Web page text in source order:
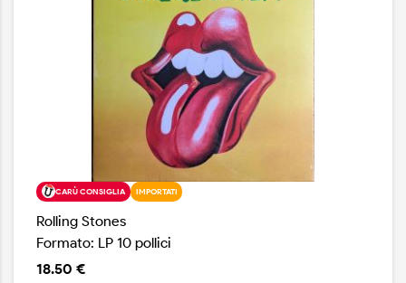
CARÙ CONSIGLIA IMPORTATI
Rolling Stones
Formato: LP 10 pollici
18.50 €